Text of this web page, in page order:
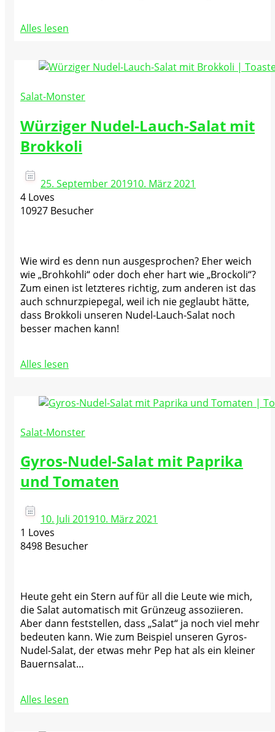
Alles lesen
Salat-Monster
Würziger Nudel-Lauch-Salat mit
Brokkoli
25. September 201910. März 2021
4 Loves
10927 Besucher
Wie wird es denn nun ausgesprochen? Eher weich
wie „Brohkohli“ oder doch eher hart wie „Brockoli“?
Zum einen ist letzteres richtig, zum anderen ist das
auch schnurzpiepegal, weil ich nie geglaubt hätte,
dass Brokkoli unseren Nudel-Lauch-Salat noch
besser machen kann!
Alles lesen
Salat-Monster
Gyros-Nudel-Salat mit Paprika
und Tomaten
10. Juli 201910. März 2021
1 Loves
8498 Besucher
Heute geht ein Stern auf für all die Leute wie mich,
die Salat automatisch mit Grünzeug assoziieren.
Aber dann feststellen, dass „Salat“ ja noch viel mehr
bedeuten kann. Wie zum Beispiel unseren Gyros-
Nudel-Salat, der etwas mehr Pep hat als ein kleiner
Bauernsalat…
Alles lesen